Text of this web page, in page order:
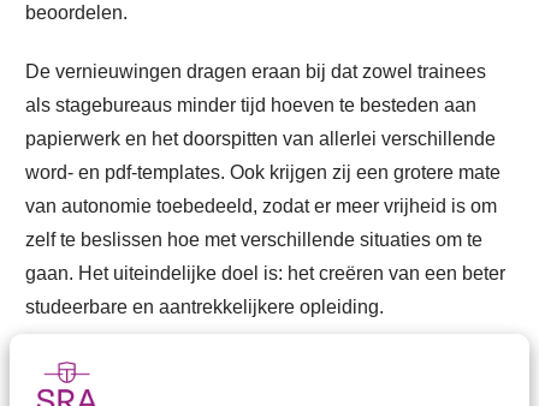
beoordelen.
De vernieuwingen dragen eraan bij dat zowel trainees
als stagebureaus minder tijd hoeven te besteden aan
papierwerk en het doorspitten van allerlei verschillende
word- en pdf-templates. Ook krijgen zij een grotere mate
van autonomie toebedeeld, zodat er meer vrijheid is om
zelf te beslissen hoe met verschillende situaties om te
gaan. Het uiteindelijke doel is: het creëren van een beter
studeerbare en aantrekkelijkere opleiding.
Download de
Assurance